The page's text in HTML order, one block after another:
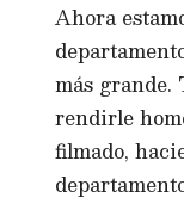
Ahora
más grande.
rendirle
filmado,